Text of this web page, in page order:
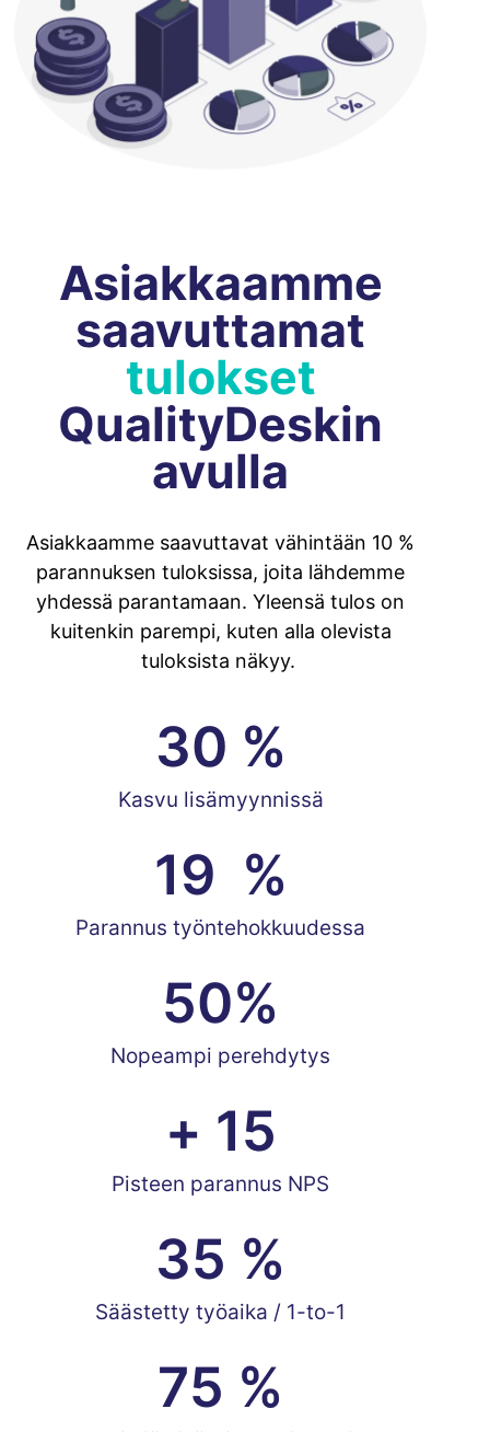
Asiakkaamme
saavuttamat
tulokset
QualityDeskin
avulla
Asiakkaamme saavuttavat vähintään 10 %
parannuksen tuloksissa, joita lähdemme
yhdessä parantamaan. Yleensä tulos on
kuitenkin parempi, kuten alla olevista
tuloksista näkyy.
Kasvu lisämyynnissä
30 %
Parannus työntehokkuudessa
19
  %
Nopeampi perehdytys
50%
Pisteen parannus NPS
+ 15
Säästetty työaika / 1-to-1
35 %
75 %